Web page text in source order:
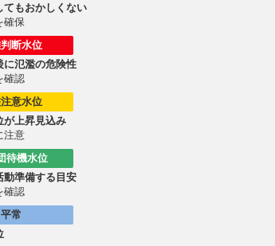
てもおかしくない
確保
断水位
に氾濫の危険性
確認
意水位
が上昇見込み
注意
待機水位
動準備する目安
確認
平常